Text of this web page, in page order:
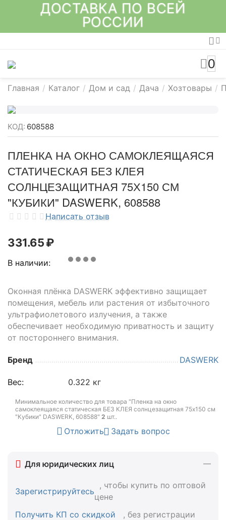
ДОСТАВКА ПО ВСЕЙ
РОССИИ
0
Главная / Каталог / Дом и сад / Дача / Хозтовары /
КОД: 608588
ПЛЕНКА НА ОКНО САМОКЛЕЯЩАЯСЯ
СТАТИЧЕСКАЯ БЕЗ КЛЕЯ
СОЛНЦЕЗАЩИТНАЯ 75Х150 СМ
"КУБИКИ" DASWERK, 608588
Написать отзыв
331.65₽
В наличии:
Оконная плёнка DASWERK эффективно защищает
помещения, мебель или растения от избыточного
ультрафиолетового излучения, а также
обеспечивает необходимую приватность и защиту
от постороннего внимания.
Бренд DASWERK
Вес: 0.322 кг
Минимальное количество для товара "Пленка на окно
самоклеящаяся статическая БЕЗ КЛЕЯ солнцезащитная 75х150 см
"Кубики" DASWERK, 608588" 2 шт..
Отложить Задать вопрос
Для юридических лиц
Зарегистрируйтесь
, чтобы купить по оптовой
цене
Получить КП со скидкой
, без регистрации